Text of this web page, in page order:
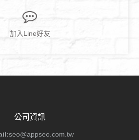
加入Line好友
公司資訊
seo@appseo.com.tw